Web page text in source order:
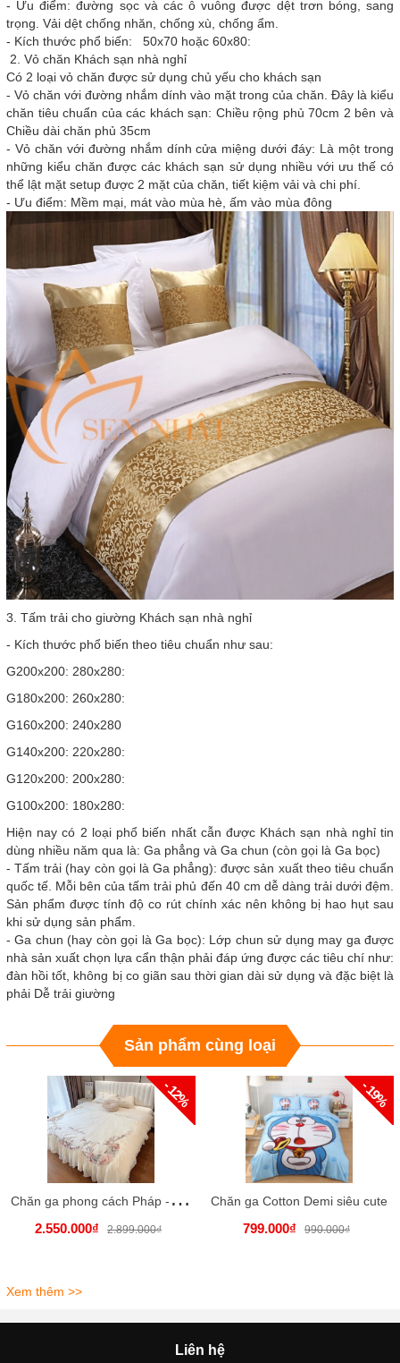
- Ưu điểm: đường sọc và các ô vuông được dệt trơn bóng, sang
trọng. Vải dệt chống nhăn, chống xù, chống ẩm.
- Kích thước phổ biến: 50x70 hoặc 60x80:
2. Vỏ chăn Khách sạn nhà nghỉ
Có 2 loại vỏ chăn được sử dụng chủ yếu cho khách sạn
- Vỏ chăn với đường nhắm dính vào mặt trong của chăn. Đây là kiểu
chăn tiêu chuẩn của các khách sạn: Chiều rộng phủ 70cm 2 bên và
Chiều dài chăn phủ 35cm
- Vỏ chăn với đường nhắm dính cửa miệng dưới đáy: Là một trong
những kiểu chăn được các khách sạn sử dụng nhiều với ưu thế có
thể lật mặt setup được 2 mặt của chăn, tiết kiệm vải và chi phí.
- Ưu điểm: Mềm mại, mát vào mùa hè, ấm vào mùa đông
3. Tấm trải cho giường Khách sạn nhà nghỉ
- Kích thước phổ biến theo tiêu chuẩn như sau:
G200x200: 280x280:
G180x200: 260x280:
G160x200: 240x280
G140x200: 220x280:
G120x200: 200x280:
G100x200: 180x280:
Hiện nay có 2 loại phổ biến nhất cẫn được Khách sạn nhà nghỉ tin
dùng nhiều năm qua là: Ga phẳng và Ga chun (còn gọi là Ga bọc)
- Tấm trải (hay còn gọi là Ga phẳng): được sản xuất theo tiêu chuẩn
quốc tế. Mỗi bên của tấm trải phủ đến 40 cm dễ dàng trải dưới đệm.
Sản phẩm được tính độ co rút chính xác nên không bị hao hụt sau
khi sử dụng sản phẩm.
- Ga chun (hay còn gọi là Ga bọc): Lớp chun sử dụng may ga được
nhà sản xuất chọn lựa cẩn thận phải đáp ứng được các tiêu chí như:
đàn hồi tốt, không bị co giãn sau thời gian dài sử dụng và đặc biệt là
phải Dễ trải giường
Sản phẩm cùng loại
- 12%
C
hăn ga phong cách Pháp - Lụa 100s cao cấp
2.550.000₫ 2.899.000₫
- 19%
Chăn ga Cotton Demi siêu cute
799.000₫ 990.000₫
Xem thêm >>
Liên hệ